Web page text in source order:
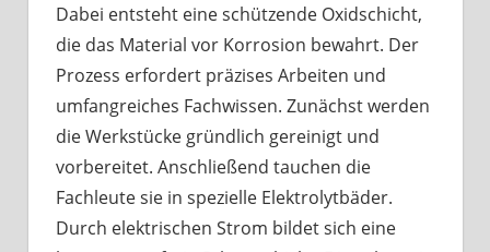
Dabei entsteht eine schützende Oxidschicht,
die das Material vor Korrosion bewahrt. Der
Prozess erfordert präzises Arbeiten und
umfangreiches Fachwissen. Zunächst werden
die Werkstücke gründlich gereinigt und
vorbereitet. Anschließend tauchen die
Fachleute sie in spezielle Elektrolytbäder.
Durch elektrischen Strom bildet sich eine